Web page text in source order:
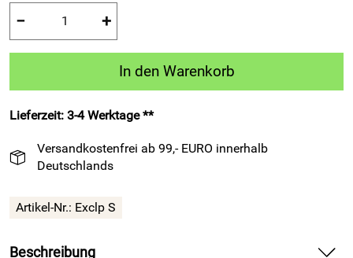
− +
In den Warenkorb
Lieferzeit: 3-4 Werktage **
Versandkostenfrei ab 99,- EURO innerhalb
Deutschlands
Artikel-Nr.: Exclp S
Beschreibung